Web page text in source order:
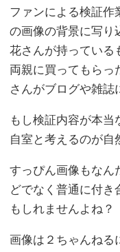
ファンによる検証作
の画像の背景に写り
花さんが持っている
両親に買ってもらっ
さんがブログや雑誌
もし検証内容が本
自室と考えるのが自
すっぴん画像もなん
どでなく普通に付き
もしれませんよね？
画像は２ちゃんねる